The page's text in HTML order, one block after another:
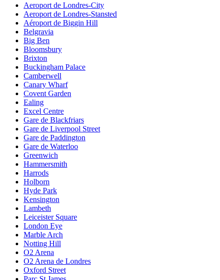
Aeroport de Londres-City
Aeroport de Londres-Stansted
Aéroport de Biggin Hill
Belgravia
Big Ben
Bloomsbury
Brixton
Buckingham Palace
Camberwell
Canary Wharf
Covent Garden
Ealing
Excel Centre
Gare de Blackfriars
Gare de Liverpool Street
Gare de Paddington
Gare de Waterloo
Greenwich
Hammersmith
Harrods
Holborn
Hyde Park
Kensington
Lambeth
Leiceister Square
London Eye
Marble Arch
Notting Hill
O2 Arena
O2 Arena de Londres
Oxford Street